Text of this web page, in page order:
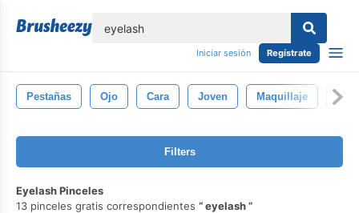
Iniciar sesión Regístrate
Pestañas Ojo Cara Joven Maquillaje
Filters
Eyelash Pinceles
13 pinceles gratis correspondientes
eyelash